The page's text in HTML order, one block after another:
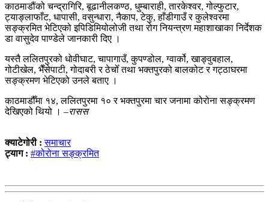
काठमाडौंको चन्द्रागिरि, बूढानीलकण्ठ, धुम्बाराही, तारकेश्वर, गोल्फुटार,
ट्याङ्लाफाँट, धापासी, वसुन्धारा, नैकाप, टेकु, हाँडीगाउँ र कुलेश्वरमा
सङ्क्रमित भेटिएको इपिडिमियोलोजी तथा रोग नियन्त्रण महाशाखाका निर्देशक
डा वासुदेव पाण्डेले जानकारी दिए ।
यस्तै ललितपुरको धोवीघाट, चापागाउँ, कुपण्डोल, ग्वार्को, खाङ्वुबहाल,
गोटीखेल, भैँसेपाटी, गोदाबरी र ठेचोँ तथा भक्तपुरको बालकोट र गट्ठाघरमा
सङ्क्रमण भेटिएको उनले बताए ।
काठमाडौँमा १४, ललितपुरमा १० र भक्तपुरमा चार जनामा कोरोना सङ्क्रमण
देखिएको थियो । –रासस
क्याटेगोरी :समाचार
ट्याग : #कोरोना सङ्क्रमित